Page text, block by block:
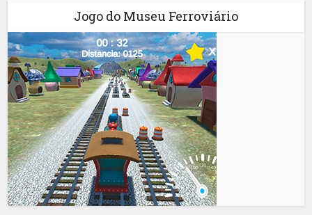
Jogo do Museu Ferroviário